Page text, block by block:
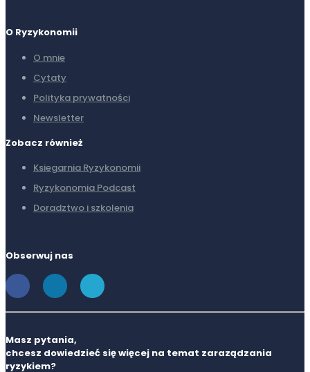
O Ryzykonomii
O mnie
Cytaty
Polityka prywatności
Newsletter
Zobacz również
Ksiegarnia Ryzykonomii
Ryzykonomia Podcast
Doradztwo i szkolenia
Obserwuj nas
Masz pytania,
chcesz dowiedzieć się więcej na temat zaraządzania
ryzykiem?